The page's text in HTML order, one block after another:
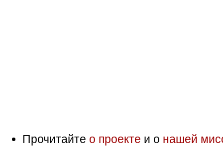
Прочитайте о проекте и о нашей